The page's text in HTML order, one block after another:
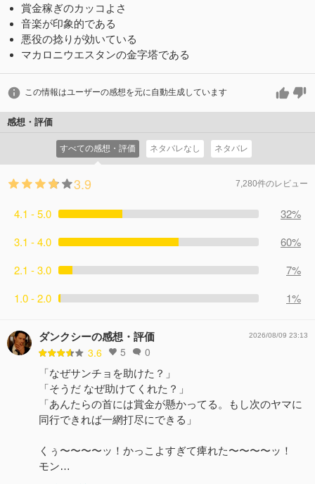
賞金稼ぎのカッコよさ
音楽が印象的である
悪役の捻りが効いている
マカロニウエスタンの金字塔である
この情報はユーザーの感想を元に自動生成しています
感想・評価
すべての感想・評価 ネタバレなし ネタバレ
3.9 7,280件のレビュー
4.1 - 5.0
32%
3.1 - 4.0
60%
2.1 - 3.0
7%
1.0 - 2.0
1%
ダンクシーの感想・評価
3.6 5 0
2026/08/09 23:13
「なぜサンチョを助けた？」
「そうだ なぜ助けてくれた？」
「あんたらの首には賞金が懸かってる。もし次のヤマに
同行できれば一網打尽にできる」
くぅ〜〜〜〜ッ！かっこよすぎて痺れた〜〜〜〜ッ！
モン…